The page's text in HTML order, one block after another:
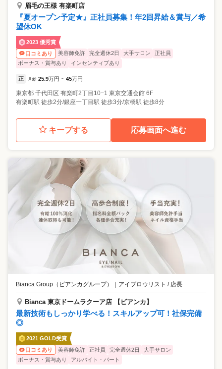
眉毛の王様 有楽町店
『夏オープン予定★』正社員募集！年2回昇給＆賞与／希
望休OK
2023 優秀賞
口コミあり
美容師免許 完全週休2日 大手サロン
正社員
ボーナス・賞与あり
インセンティブあり
正 月給 25.9万円 ~ 45万円
東京都 千代田区 有楽町2丁目10−1 東京交通会館 6F
有楽町駅 徒歩2分/銀座一丁目駅 徒歩3分/京橋駅 徒歩8分
キープする 応募画面へ進む
Bianca Group（ビアンカグループ） アイブロウリスト / 店長
Bianca 東京ドームラクーア店 【ビアンカ】
最新技術もしっかり学べる！スキルアップ可！社保完備
◎
2021 GOLD受賞
口コミあり
美容師免許 正社員 完全週休2日
大手サロン
ボーナス・賞与あり
アルバイト・パート